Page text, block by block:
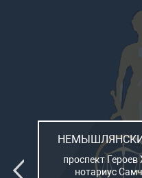
проспект
нотариус